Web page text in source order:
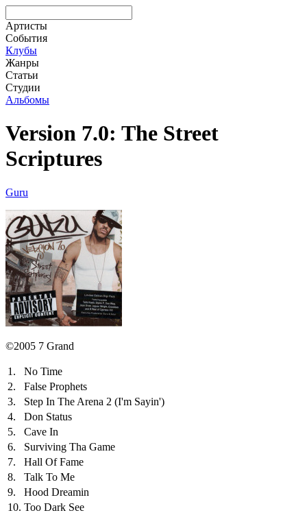
Артисты
События
Клубы
Жанры
Статьи
Студии
Альбомы
Version 7.0: The Street
Scriptures
Guru
©2005 7 Grand
1.
No Time
2.
False Prophets
3.
Step In The Arena 2 (I'm Sayin')
4.
Don Status
5.
Cave In
6.
Surviving Tha Game
7.
Hall Of Fame
8.
Talk To Me
9.
Hood Dreamin
10. Too Dark See